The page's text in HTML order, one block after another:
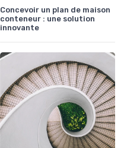
Concevoir un plan de maison
conteneur : une solution
innovante